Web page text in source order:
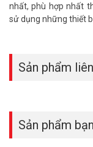
nhất, phù hợp nhất
sử dụng những thiết
Sản phẩm
Sản phẩm